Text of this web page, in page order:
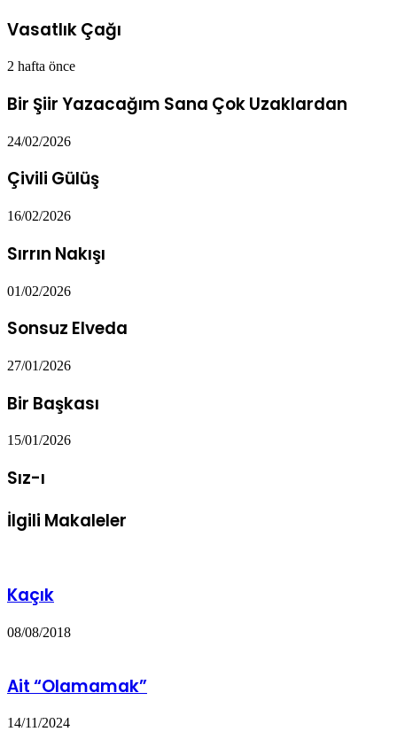
Vasatlık Çağı
2 hafta önce
Bir Şiir Yazacağım Sana Çok Uzaklardan
24/02/2026
Çivili Gülüş
16/02/2026
Sırrın Nakışı
01/02/2026
Sonsuz Elveda
27/01/2026
Bir Başkası
15/01/2026
Sız-ı
İlgili Makaleler
Kaçık
08/08/2018
Ait “Olamamak”
14/11/2024